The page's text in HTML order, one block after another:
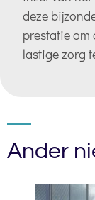
deze
prestatie om
lastige zorg
Ander